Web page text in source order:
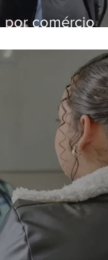
por comércio